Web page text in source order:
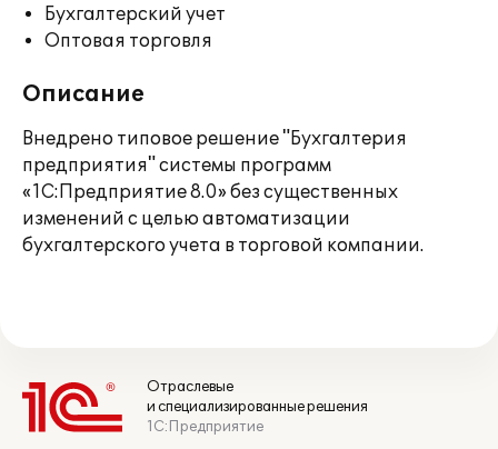
Бухгалтерский учет
Оптовая торговля
Описание
Внедрено типовое решение "Бухгалтерия
предприятия" системы программ
«1С:Предприятие 8.0» без существенных
изменений с целью автоматизации
бухгалтерского учета в торговой компании.
Отраслевые
и специализированные решения
1С:Предприятие